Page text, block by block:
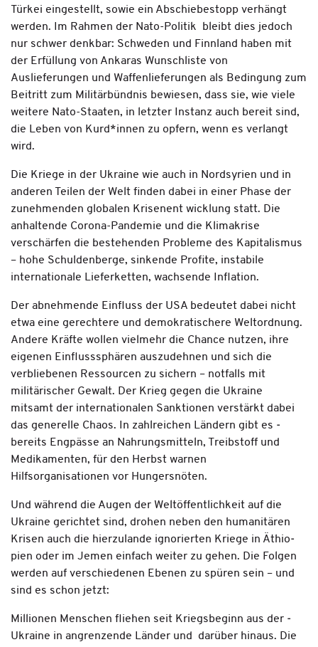
Türkei eingestellt, sowie ein Abschiebestopp verhängt
werden. Im Rahmen der Nato-Politik ­ bleibt dies jedoch
nur schwer denkbar: Schweden und Finnland haben mit
der Erfül­lung von Ankaras Wunschliste von
Auslieferungen und Waffenlieferungen als Bedingung zum
Beitritt zum Militärbündnis bewiesen, dass sie, wie viele
weitere Nato-Staaten, in letzter Instanz auch bereit sind,
die Leben von Kurd*innen zu opfern, wenn es ­verlangt
wird.
Die Kriege in der Ukraine wie auch in Nordsyrien und in
anderen Teilen der Welt finden dabei in einer ­Phase der
zunehmenden globalen Krisenent­ wicklung statt. Die
anhaltende Corona-­Pandemie und die Klimakrise
verschärfen die bestehenden Probleme des Ka­pitalismus
– hohe Schuldenberge, sinkende Profite, instabile
internationale Lieferketten, wachsende Inflation.
Der abnehmende Einfluss der USA bedeutet dabei nicht
etwa eine gerechtere und demokratischere Weltordnung.
Andere Kräfte wollen vielmehr die Chance nut­zen, ihre
eigenen Einflusssphären auszudehnen und sich die
verbliebenen Res­­sourcen zu sichern – notfalls mit
militärischer Gewalt. Der Krieg gegen die Ukraine
mitsamt der internationalen Sanktionen verstärkt dabei
das generelle Chaos. In zahlreichen Ländern gibt es ­
bereits Engpässe an Nahrungsmitteln, Treibstoff und
Medikamenten, für den Herbst warnen
Hilfsorganisationen vor Hungersnöten.
Und während die Augen der Weltöffentlichkeit auf die
Ukraine gerichtet sind, drohen neben den humanitären
Krisen auch die hierzulande ignorierten Kriege in Äthio­
pien oder im Jemen einfach weiter zu gehen. Die Folgen
werden auf verschiedenen Ebenen zu spüren sein – und
sind es schon jetzt:
Millionen Menschen ­fliehen seit Kriegsbeginn aus der ­
Ukraine in angrenzende Länder und ­ darüber hinaus. Die